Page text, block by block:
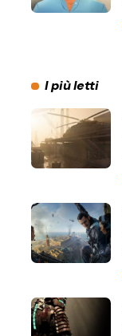
I più letti